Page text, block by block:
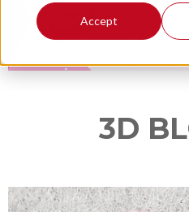
Accept
3D